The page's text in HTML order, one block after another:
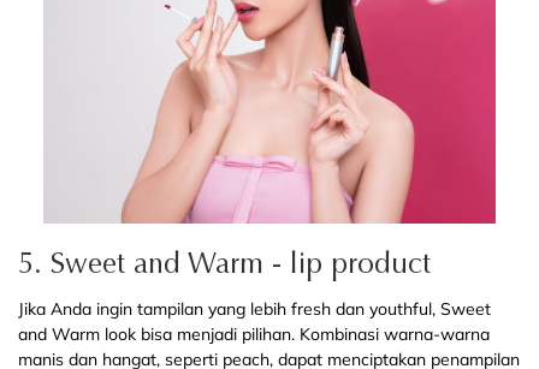
5. Sweet and Warm - lip product
Jika Anda ingin tampilan yang lebih fresh dan youthful, Sweet
and Warm look bisa menjadi pilihan. Kombinasi warna-warna
manis dan hangat, seperti peach, dapat menciptakan penampilan